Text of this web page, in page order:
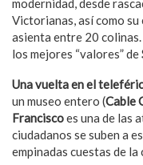
modernidad, desde
Victorianas, así como
asienta entre 20 colinas.
los mejores “valores” de
Una vuelta en el telefé
un museo entero (Cable
Franciscoes una de las
ciudadanos se suben a
empinadas cuestas de la